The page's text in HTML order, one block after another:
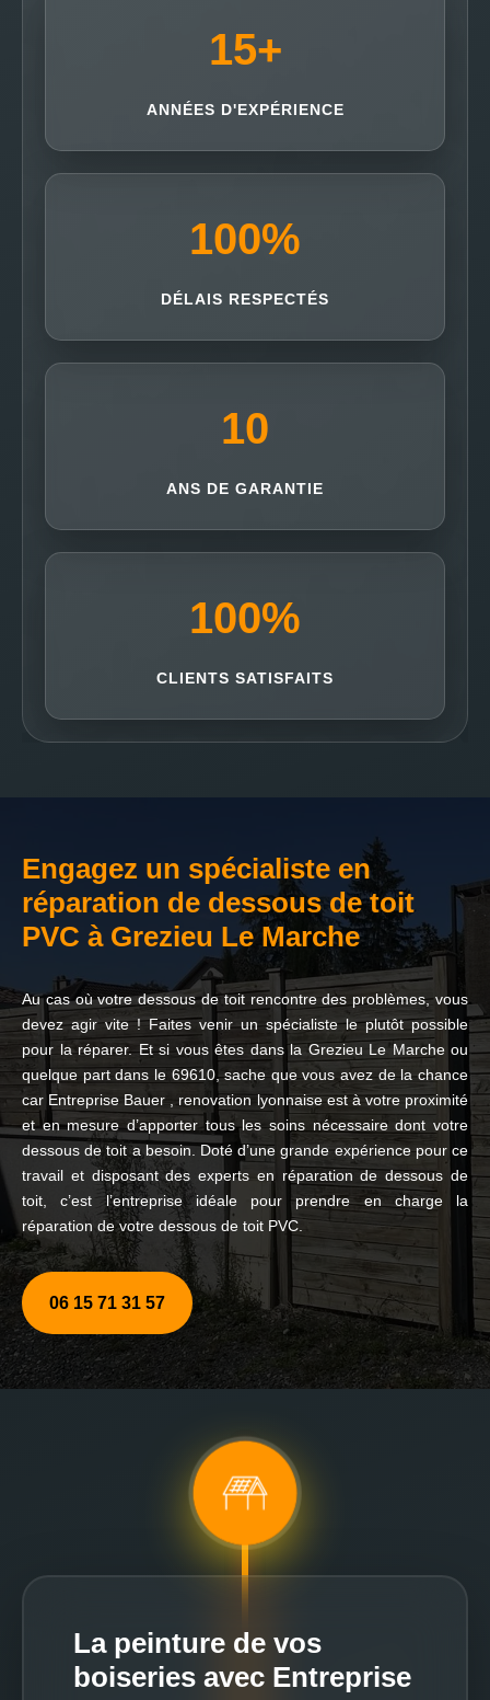
15+
ANNÉES D'EXPÉRIENCE
100%
DÉLAIS RESPECTÉS
10
ANS DE GARANTIE
100%
CLIENTS SATISFAITS
Engagez un spécialiste en
réparation de dessous de toit
PVC à Grezieu Le Marche
Au cas où votre dessous de toit rencontre des problèmes, vous
devez agir vite ! Faites venir un spécialiste le plutôt possible
pour la réparer. Et si vous êtes dans la Grezieu Le Marche ou
quelque part dans le 69610, sache que vous avez de la chance
car Entreprise Bauer , renovation lyonnaise est à votre proximité
et en mesure d’apporter tous les soins nécessaire dont votre
dessous de toit a besoin. Doté d’une grande expérience pour ce
travail et disposant des experts en réparation de dessous de
toit, c’est l’entreprise idéale pour prendre en charge la
réparation de votre dessous de toit PVC.
06 15 71 31 57
La peinture de vos
boiseries avec Entreprise